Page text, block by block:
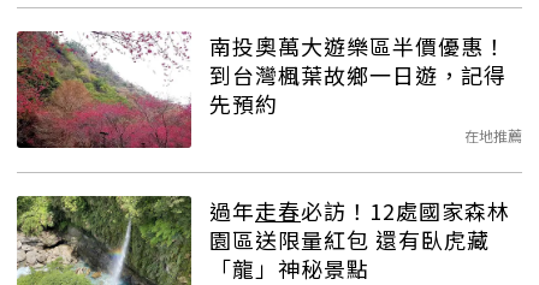
南投奧萬大遊樂區半價優惠！
到台灣楓葉故鄉一日遊，記得
先預約
在地推薦
過年走春必訪！12處國家森林
園區送限量紅包 還有臥虎藏
「龍」神秘景點